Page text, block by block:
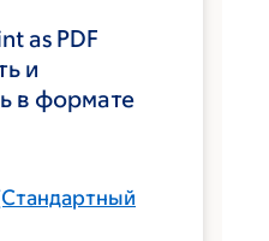
as PDF
и
в формате